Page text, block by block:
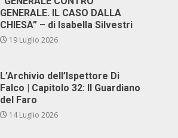
GENERALE. IL CASO DALLA
CHIESA” – di Isabella Silvestri
19 Luglio 2026
L’Archivio dell’Ispettore Di
Falco | Capitolo 32: Il Guardiano
del Faro
14 Luglio 2026